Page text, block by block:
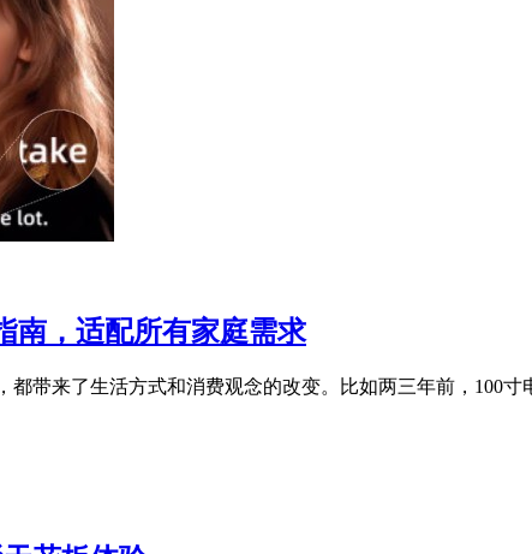
南，适配所有家庭需求
带来了生活方式和消费观念的改变。比如两三年前，100寸